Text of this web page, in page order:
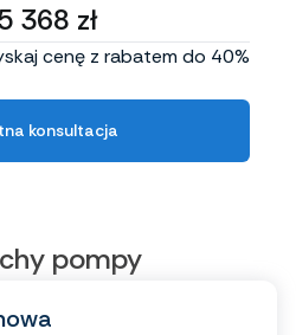
368 zł
cenę z rabatem do 40%
konsultacja
pompy